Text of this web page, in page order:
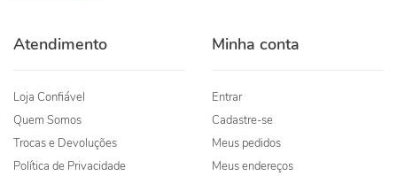
Atendimento
Loja Confiável
Quem Somos
Trocas e Devoluções
Política de Privacidade
Minha conta
Entrar
Cadastre-se
Meus pedidos
Meus endereços